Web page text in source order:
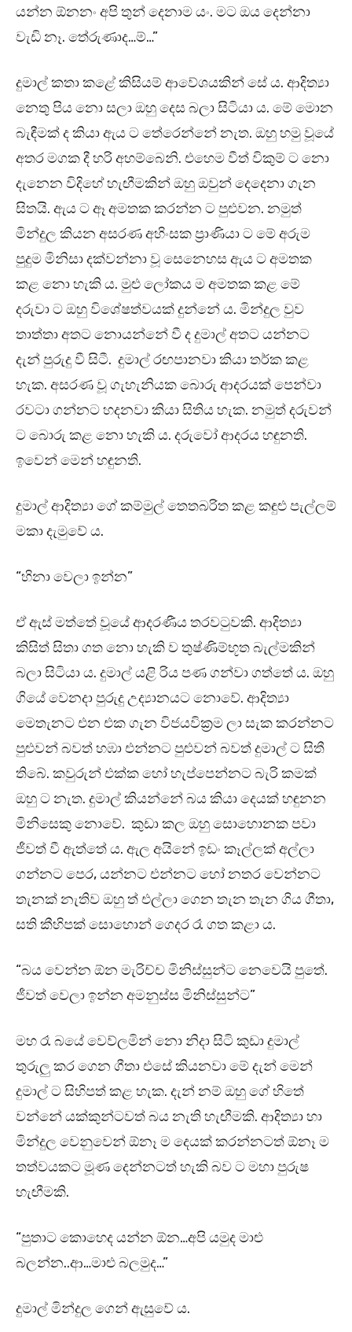
යන්න ඕනනං අපි තුන් දෙනාම යං. මට ඔය දෙන්නා
වැඩි නෑ. තේරුණාද…ම්…”
දුමාල් කතා කළේ කිසියම් ආවේශයකින් සේ ය. ආදිත්‍යා
නෙතු පිය නො සලා ඔහු දෙස බලා සිටියා ය. මේ මොන
බැඳීමක් ද කියා ඇය ට තේරෙන්නේ නැත. ඔහු හමු වූයේ
අතර මගක දී හරි අහම්බෙනි. එහෙම වීත් විකුම් ට නො
දැනෙන විදිහේ හැඟීමකින් ඔහු ඔවුන් දෙදෙනා ගැන
සිතයි. ඇය ට ඈ අමතක කරන්න ට පුළුවන. නමුත්
මින්දුල කියන අසරණ අහිංසක ප්‍රාණියා ට මේ අරුම
පුදුම මිනිසා දක්වන්නා වූ සෙනෙහස ඇය ට අමතක
කළ නො හැකි ය. මුළු ලෝකය ම අමතක කළ මේ
දරුවා ට ඔහු විශේෂත්වයක් දුන්නේ ය. මින්දුල වුව
තාත්තා අතට නොයන්නේ වී ද දුමාල් අතට යන්නට
දැන් පුරුදු වී සිටී. දුමාල් රඟපානවා කියා තර්ක කළ
හැක. අසරණ වූ ගැහැනියක බොරු ආදරයක් පෙන්වා
රවටා ගන්නට හදනවා කියා සිතිය හැක. නමුත් දරුවන්
ට බොරු කළ නො හැකි ය. දරුවෝ ආදරය හඳුනති.
ඉවෙන් මෙන් හඳුනති.
දුමාල් ආදිත්‍යා ගේ කම්මුල් තෙතබරිත කළ කඳුළු පැල්ලම්
මකා දැමුවේ ය.
“හිනා වෙලා ඉන්න”
ඒ ඇස් මත්තේ වූයේ ආදරණීය තරවටුවකි. ආදිත්‍යා
කිසිත් සිතා ගත නො හැකි ව තුෂ්ණිම්භූත බැල්මකින්
බලා සිටියා ය. දුමාල් යළි රිය පණ ගන්වා ගත්තේ ය. ඔහු
ගියේ වෙනදා පුරුදු උද්‍යානයට නොවේ. ආදිත්‍යා
මෙතැනට එන එක ගැන විජයවික්‍රම ලා සැක කරන්නට
පුළුවන් බවත් හඹා එන්නට පුළුවන් බවත් දුමාල් ට සිතී
තිබේ. කවුරුන් එක්ක හෝ හැප්පෙන්නට බැරි කමක්
ඔහු ට නැත. දුමාල් කියන්නේ බය කියා දෙයක් හඳුනන
මිනිසෙකු නොවේ. කුඩා කල ඔහු සොහොනක පවා
ජීවත් වී ඇත්තේ ය. ඇල අයිනේ ඉඩං කෑල්ලක් අල්ලා
ගන්නට පෙර, යන්නට එන්නට හෝ නතර වෙන්නට
තැනක් නැතිව ඔහු ත් එල්ලා ගෙන තැන තැන ගිය ගීතා,
සති කීහිපක් සොහොන් ගෙදර රෑ ගත කළා ය.
“බය වෙන්න ඕන මැරිච්ච මිනිස්සුන්ට නෙවෙයි පුතේ.
ජීවත් වෙලා ඉන්න අමනුස්ස මිනිස්සුන්ට”
මහ රෑ බයේ වෙව්ලමින් නො නිදා සිටි කුඩා දුමාල්
තුරුලු කර ගෙන ගීතා එසේ කියනවා මේ දැන් මෙන්
දුමාල් ට සිහිපත් කළ හැක. දැන් නම් ඔහු ගේ හිතේ
වන්නේ යක්කුන්ටවත් බය නැති හැඟීමකි. ආදිත්‍යා හා
මින්දුල වෙනුවෙන් ඕනෑ ම දෙයක් කරන්නටත් ඕනෑ ම
තත්වයකට මූණ දෙන්නටත් හැකි බව ට මහා පුරුෂ
හැඟීමකි.
“පුතාට කොහෙද යන්න ඕන…අපි යමුද මාළු
බලන්න..ආ…මාළු බලමුද…”
දුමාල් මින්දුල ගෙන් ඇසුවේ ය.